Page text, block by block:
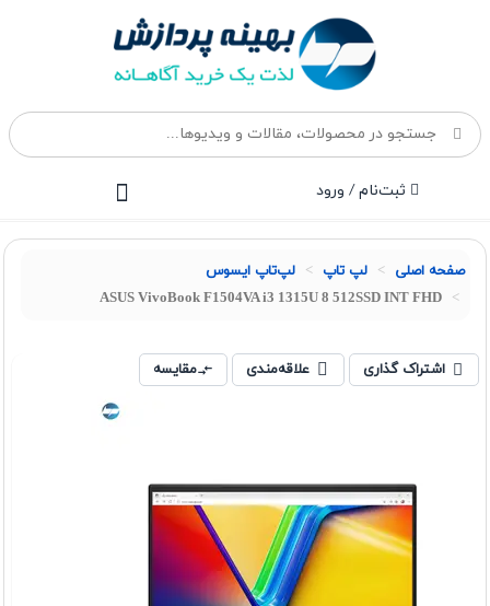
ثبت‌نام / ورود
صفحه اصلی لپ تاپ لپ‌تاپ ایسوس
ASUS VivoBook F1504VA i3 1315U 8 512SSD INT FHD
اشتراک گذاری علاقه‌مندی مقایسه